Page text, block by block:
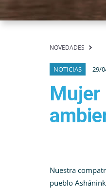
NOVEDADES
NOTICIAS 29/
Mujer
Nuestra
pueblo